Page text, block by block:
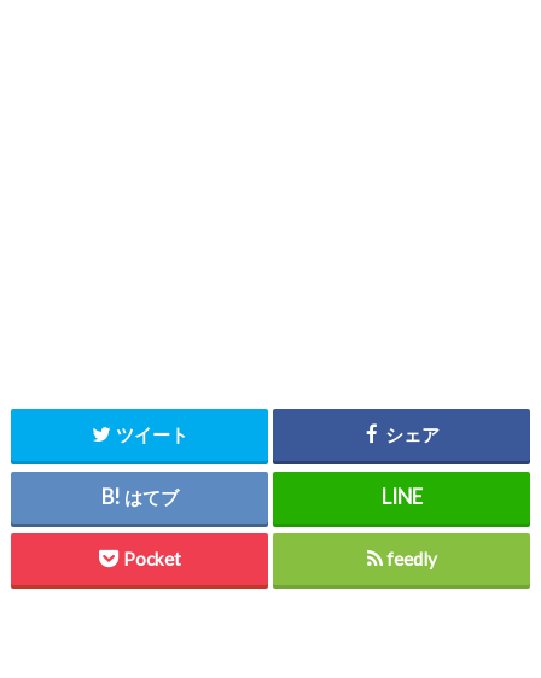
ツイート シェア
はてブ
Pocket feedly